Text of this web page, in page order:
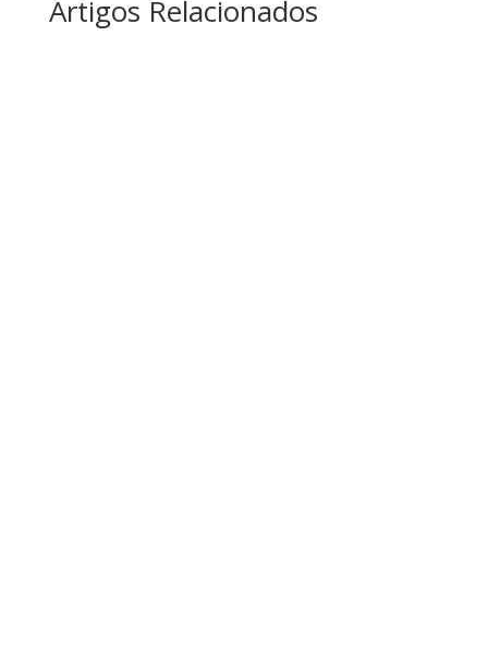
Artigos Relacionados